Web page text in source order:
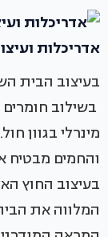
אדריכלות
בעיצוב הבית
בשילוב
מינרלי בגוון
והחמים מבטיח
בעיצוב החוץ
המלווה את